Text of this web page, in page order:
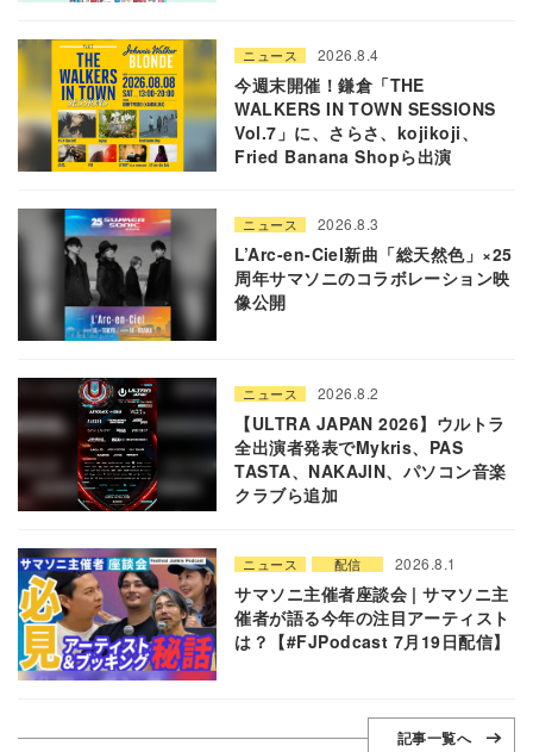
ニュース 2026.8.4
今週末開催！鎌倉「THE
WALKERS IN TOWN SESSIONS
Vol.7」に、さらさ、kojikoji、
Fried Banana Shopら出演
ニュース 2026.8.3
L’Arc-en-Ciel新曲「総天然色」×25
周年サマソニのコラボレーション映
像公開
ニュース 2026.8.2
【ULTRA JAPAN 2026】ウルトラ
全出演者発表でMykris、PAS
TASTA、NAKAJIN、パソコン音楽
クラブら追加
ニュース 配信 2026.8.1
サマソニ主催者座談会 | サマソニ主
催者が語る今年の注目アーティスト
は？【#FJPodcast 7月19日配信】
記事一覧へ